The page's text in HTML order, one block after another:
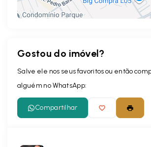
Gostou do imóvel?
Salve ele nos seus favoritos ou então
alguém no WhatsApp:
Compartilhar